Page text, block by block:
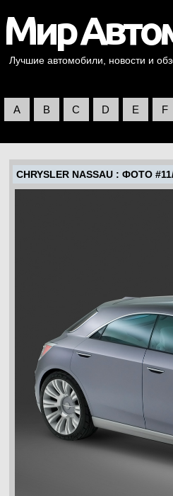
Лучшие автомобили, новости и
A B C D E F
CHRYSLER NASSAU : ФОТО #11/